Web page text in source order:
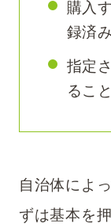
購入
録済
指定
ること
自治体によ
ずは基本を